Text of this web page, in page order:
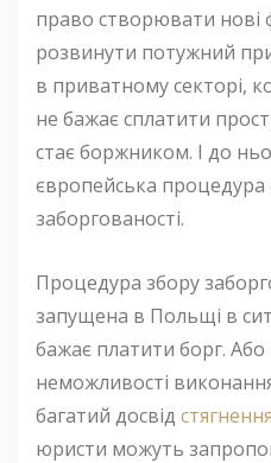
право створювати нові
розвинути потужний
в приватному секторі,
не бажає сплатити
стає боржником. І до
європейська ​​процедура
заборгованості.
Процедура збору
запущена в Польщі в
бажає платити борг. Або
неможливості
багатий досвід
юристи можуть